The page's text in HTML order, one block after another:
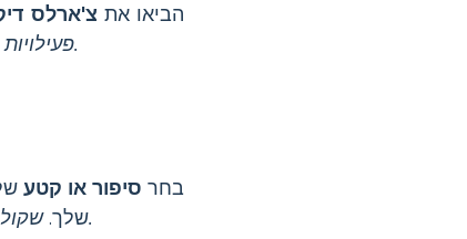
הביאו את צ'ארלס
פעילויות יצירתיות עוזרות לתלמידים להתחבר לספרות ולבנות הבנה עמוקה יותר.
בחר סיפור או קטע
שלך.שקול סיפורים עם נושאים קרובים, כמו חברות או הוגנות, כדי לעורר מעורבות.